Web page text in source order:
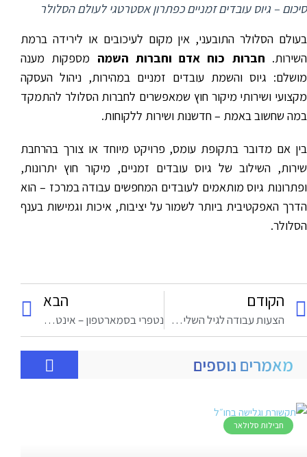
סיכום – גיוס עובדים זמניים כפתרון אסטרטגי לעולם הסלולר
בעולם הסלולר התובעני, אין מקום לעיכובים או לירידה ברמת
השירות. חברות כוח אדם וחברות השמה מספקות מענה
מושלם: גיוס והשמת עובדים זמניים במהירות, ניהול העסקה
מקצועי ושירותי מיקור חוץ שמאפשרים לחברות הסלולר להתמקד
במה שחשוב באמת – חדשנות ושירות ללקוחות.
בין אם מדובר בתקופת עומס, פרויקט מיוחד או צורך בהרחבת
שירות, השילוב של גיוס עובדים זמניים, מיקור חוץ יתרונות,
ופתרונות גיוס מותאמים לעובדים המחפשים עבודה במרכז – הוא
הדרך האפקטיבית ביותר לשמור על יציבות, איכות וגמישות בענף
הסלולר.
הקודם
הצעות עבודה לגיל השלישי: כניסה לעולם שירות ותמיכה טכנית בסלולר
הבא
נטפרי בסמארטפון – אינטרנט כשר ונקי בכל מקום
מאמרים נוספים
חבילות סלולאר